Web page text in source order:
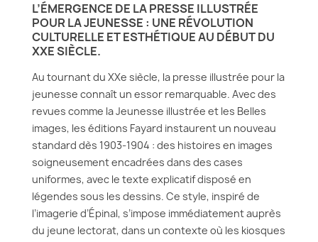
L’ÉMERGENCE DE LA PRESSE ILLUSTRÉE
POUR LA JEUNESSE : UNE RÉVOLUTION
CULTURELLE ET ESTHÉTIQUE AU DÉBUT DU
XXE SIÈCLE.
Au tournant du XXe siècle, la presse illustrée pour la
jeunesse connaît un essor remarquable. Avec des
revues comme la Jeunesse illustrée et les Belles
images, les éditions Fayard instaurent un nouveau
standard dès 1903-1904 : des histoires en images
soigneusement encadrées dans des cases
uniformes, avec le texte explicatif disposé en
légendes sous les dessins. Ce style, inspiré de
l’imagerie d’Épinal, s’impose immédiatement auprès
du jeune lectorat, dans un contexte où les kiosques